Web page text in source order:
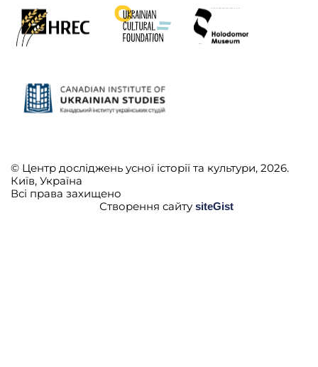
© Центр досліджень усної історії та культури, 2026.
Київ, Україна
Всі права захищено
Створення сайту siteGist